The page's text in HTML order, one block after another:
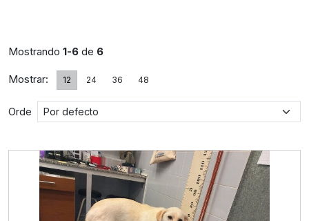
Mostrando 1-6 de 6
Mostrar: 12 24 36 48
Orde